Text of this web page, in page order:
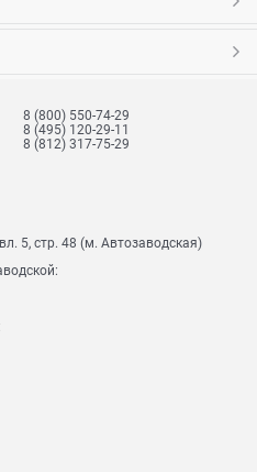
8 (800) 550-74-29
8 (495) 120-29-11
8 (812) 317-75-29
5, стр. 48 (м. Автозаводская)